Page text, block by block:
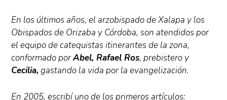
En los últimos años, el arzobispado de Xalapa y los
Obispados de Orizaba y Córdoba, son atendidos por
el equipo de catequistas itinerantes de la zona,
conformado porAbel, Rafael Ros, prebistero y
Cecilia, gastando la vida por la evangelización.
En 2005, escribí uno de los primeros artículos: